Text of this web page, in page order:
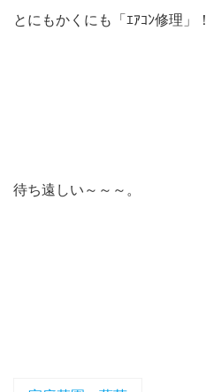
とにもかくにも「ｴｱｺﾝ修理」！
待ち遠しい～～～。